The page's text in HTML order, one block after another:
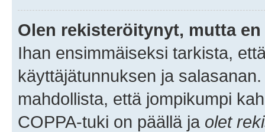
Olen rekisteröitynyt, mutta
Ihan ensimmäiseksi tarkista,
käyttäjätunnuksen ja
mahdollista, että jompikumpi
COPPA-tuki on päällä ja olet